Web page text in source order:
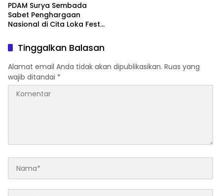
PDAM Surya Sembada
Sabet Penghargaan
Nasional di Cita Loka Fest
Tinggalkan Balasan
Alamat email Anda tidak akan dipublikasikan. Ruas yang
wajib ditandai *